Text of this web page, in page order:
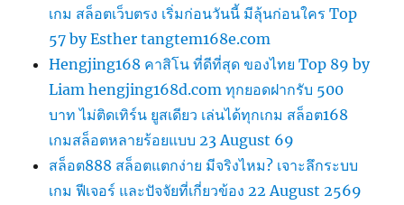
เกม สล็อตเว็บตรง เริ่มก่อนวันนี้ มีลุ้นก่อนใคร Top
57 by Esther tangtem168e.com
Hengjing168 คาสิโน ที่ดีที่สุด ของไทย Top 89 by
Liam hengjing168d.com ทุกยอดฝากรับ 500
บาท ไม่ติดเทิร์น ยูสเดียว เล่นได้ทุกเกม สล็อต168
เกมสล็อตหลายร้อยแบบ 23 August 69
สล็อต888 สล็อตแตกง่าย มีจริงไหม? เจาะลึกระบบ
เกม ฟีเจอร์ และปัจจัยที่เกี่ยวข้อง 22 August 2569